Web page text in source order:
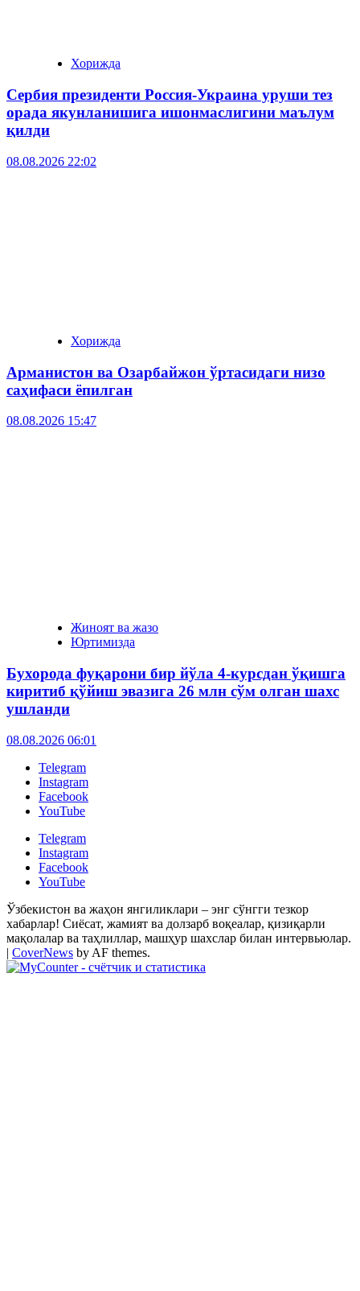
Хорижда
Сербия президенти Россия-Украина уруши тез
орада якунланишига ишонмаслигини маълум
қилди
08.08.2026 22:02
Хорижда
Арманистон ва Озарбайжон ўртасидаги низо
саҳифаси ёпилган
08.08.2026 15:47
Жиноят ва жазо
Юртимизда
Бухорода фуқарони бир йўла 4-курсдан ўқишга
киритиб қўйиш эвазига 26 млн сўм олган шахс
ушланди
08.08.2026 06:01
Telegram
Instagram
Facebook
YouTube
Telegram
Instagram
Facebook
YouTube
Ўзбекистон ва жаҳон янгиликлари – энг сўнгги тезкор
хабарлар! Сиёсат, жамият ва долзарб воқеалар, қизиқарли
мақолалар ва таҳлиллар, машҳур шахслар билан интервьюлар.
| CoverNews by AF themes.